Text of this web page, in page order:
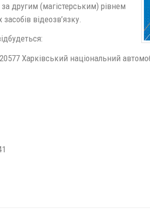
другим (магістерським) рівнем
відеозв’язку.
Харківський національний